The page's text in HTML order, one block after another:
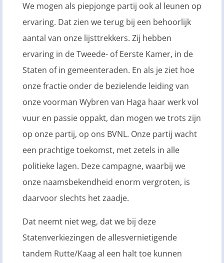
We mogen als piepjonge partij ook al leunen op
ervaring. Dat zien we terug bij een behoorlijk
aantal van onze lijsttrekkers. Zij hebben
ervaring in de Tweede- of Eerste Kamer, in de
Staten of in gemeenteraden. En als je ziet hoe
onze fractie onder de bezielende leiding van
onze voorman Wybren van Haga haar werk vol
vuur en passie oppakt, dan mogen we trots zijn
op onze partij, op ons BVNL. Onze partij wacht
een prachtige toekomst, met zetels in alle
politieke lagen. Deze campagne, waarbij we
onze naamsbekendheid enorm vergroten, is
daarvoor slechts het zaadje.
Dat neemt niet weg, dat we bij deze
Statenverkiezingen de allesvernietigende
tandem Rutte/Kaag al een halt toe kunnen